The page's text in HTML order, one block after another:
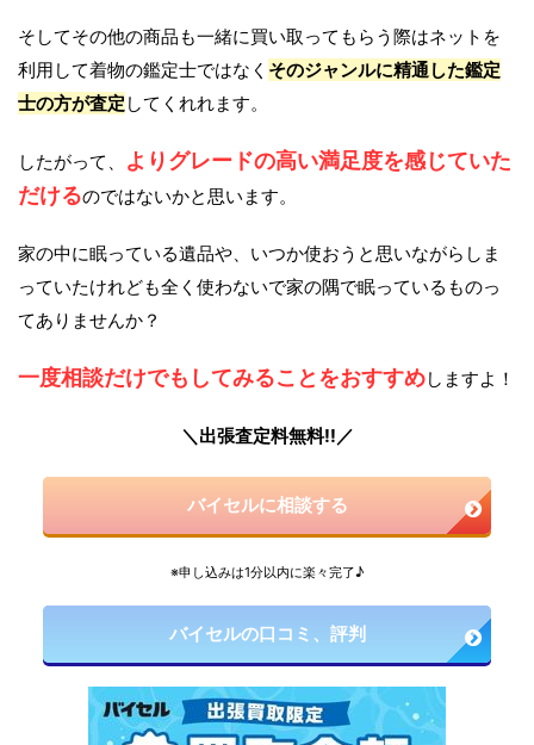
そしてその他の商品も一緒に買い取ってもらう際はネットを
利用して着物の鑑定士ではなく そのジャンルに精通した鑑定
士の方が査定 してくれれます。
したがって、
よりグレードの高い満足度を感じていた
だけるのではないかと思います。
家の中に眠っている遺品や、いつか使おうと思いながらしま
っていたけれども全く使わないで家の隅で眠っているものっ
てありませんか？
一度相談だけでもしてみることをおすすめしますよ！
＼出張査定料無料!!／
バイセルに相談する
※申し込みは1分以内に楽々完了♪
バイセルの口コミ、評判